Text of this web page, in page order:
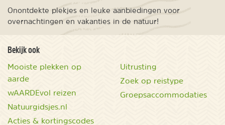
Onontdekte plekjes en leuke aanbiedingen voor
overnachtingen en vakanties in de natuur!
Bekijk ook
Mooiste plekken op
aarde
wAARDEvol reizen
Natuurgidsjes.nl
Acties & kortingscodes
Uitrusting
Zoek op reistype
Groepsaccommodaties